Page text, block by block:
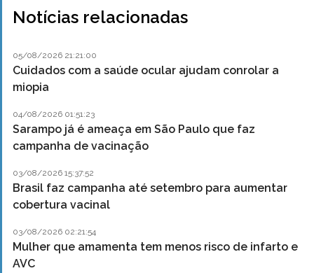
Notícias relacionadas
05/08/2026 21:21:00
Cuidados com a saúde ocular ajudam conrolar a
miopia
04/08/2026 01:51:23
Sarampo já é ameaça em São Paulo que faz
campanha de vacinação
03/08/2026 15:37:52
Brasil faz campanha até setembro para aumentar
cobertura vacinal
03/08/2026 02:21:54
Mulher que amamenta tem menos risco de infarto e
AVC